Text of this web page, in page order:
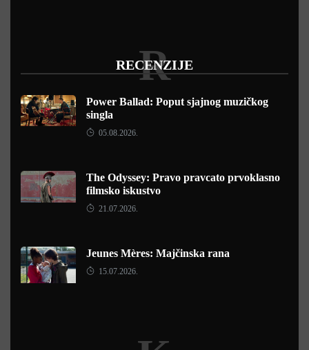
RECENZIJE
R
Power Ballad: Poput sjajnog muzičkog
singla
05.08.2026.
The Odyssey: Pravo pravcato prvoklasno
filmsko iskustvo
21.07.2026.
Jeunes Mères: Majčinska rana
15.07.2026.